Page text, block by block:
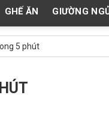
GHẾ ĂN GIƯỜNG
5 phút